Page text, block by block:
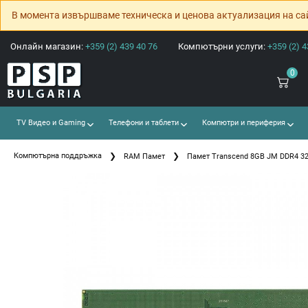
В момента извършваме техническа и ценова актуализация на
Онлайн магазин: +359 (2) 439 40 76 Компютърни услуги: +359 (2)
0
TV Видео и Gaming Телефони и таблети Компютри и периферия
Компютърна поддръжка RAM Памет Памет Transcend 8GB JM DDR4